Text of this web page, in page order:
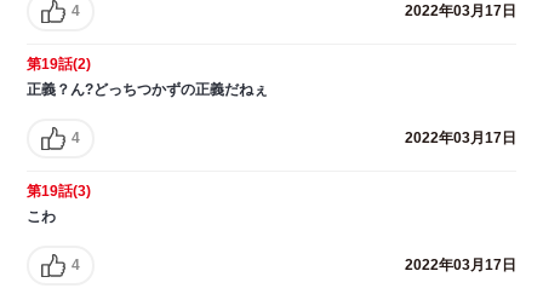
4 2022年03月17日
第19話(2)
正義？ん?どっちつかずの正義だねぇ
4 2022年03月17日
第19話(3)
こわ
4 2022年03月17日